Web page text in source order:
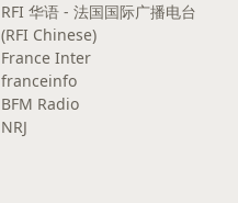
RFI 华语 - 法国国际广播电台
(RFI Chinese)
France Inter
franceinfo
BFM Radio
NRJ